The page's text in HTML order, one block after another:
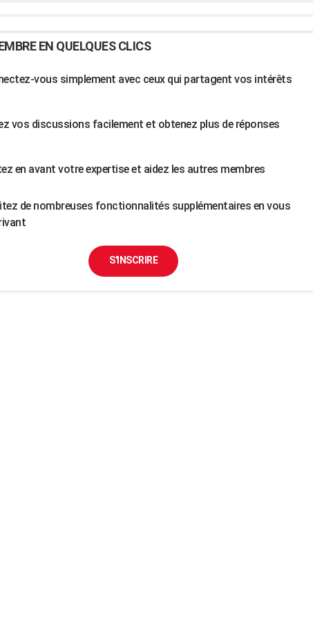
EN QUELQUES CLICS
vous simplement avec ceux qui partagent vos intérêts
vos discussions facilement et obtenez plus de réponses
en avant votre expertise et aidez les autres membres
de nombreuses fonctionnalités supplémentaires en vous
S'INSCRIRE